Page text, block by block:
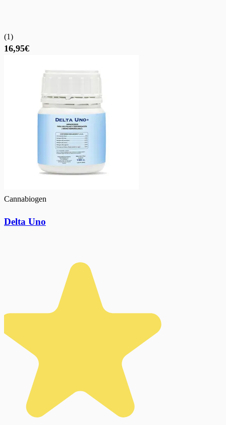
(1)
16,95€
Cannabiogen
Delta Uno